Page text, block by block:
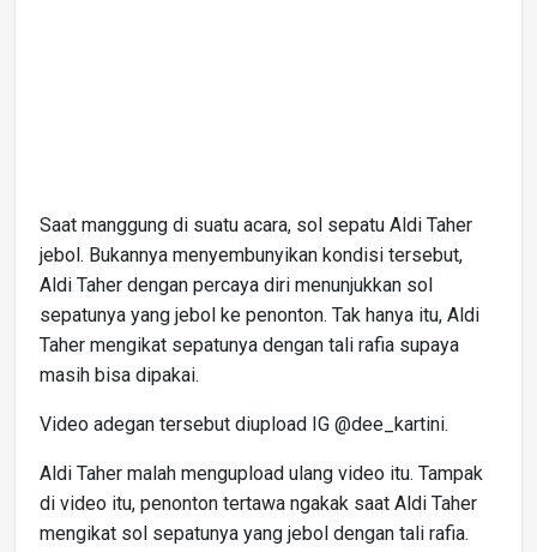
Saat manggung di suatu acara, sol sepatu Aldi Taher
jebol. Bukannya menyembunyikan kondisi tersebut,
Aldi Taher dengan percaya diri menunjukkan sol
sepatunya yang jebol ke penonton. Tak hanya itu, Aldi
Taher mengikat sepatunya dengan tali rafia supaya
masih bisa dipakai.
Video adegan tersebut diupload IG @dee_kartini.
Aldi Taher malah mengupload ulang video itu. Tampak
di video itu, penonton tertawa ngakak saat Aldi Taher
mengikat sol sepatunya yang jebol dengan tali rafia.